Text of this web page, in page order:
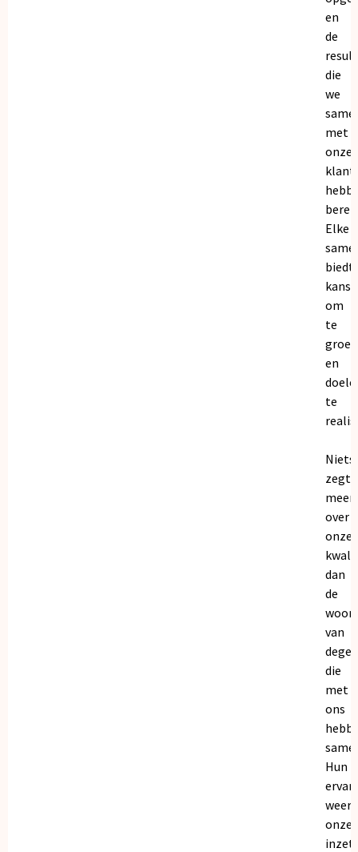
en
de
die
we
met
onze
Elke
biedt
om
te
en
te
Niets
zegt
meer
over
onze
dan
de
van
die
met
ons
Hun
onze
inzet